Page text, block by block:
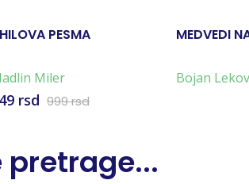
PESMA
Miler
rsd 999 rsd
MEDVEDI
Bojan
pretrage...